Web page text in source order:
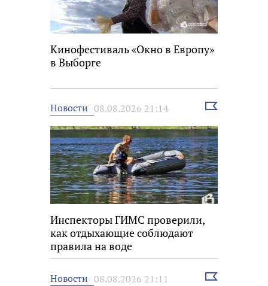
Кинофестиваль «Окно в Европу»
в Выборге
Новости 08.08.2026 21:14
Выбрать
Инспекторы ГИМС проверили,
как отдыхающие соблюдают
правила на воде
Новости 08.08.2026 21:11
Выбрать